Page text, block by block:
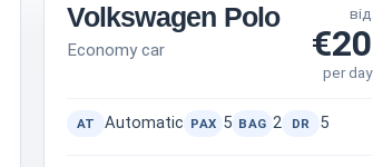
Volkswagen Polo
Economy car
від
€20
per day
AT Automatic PAX 5 BAG 2 DR 5